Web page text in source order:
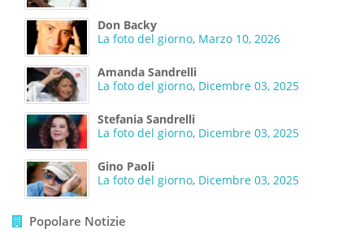
Don Backy
La foto del giorno, Marzo 10, 2026
Amanda Sandrelli
La foto del giorno, Dicembre 03, 2025
Stefania Sandrelli
La foto del giorno, Dicembre 03, 2025
Gino Paoli
La foto del giorno, Dicembre 03, 2025
Popolare Notizie